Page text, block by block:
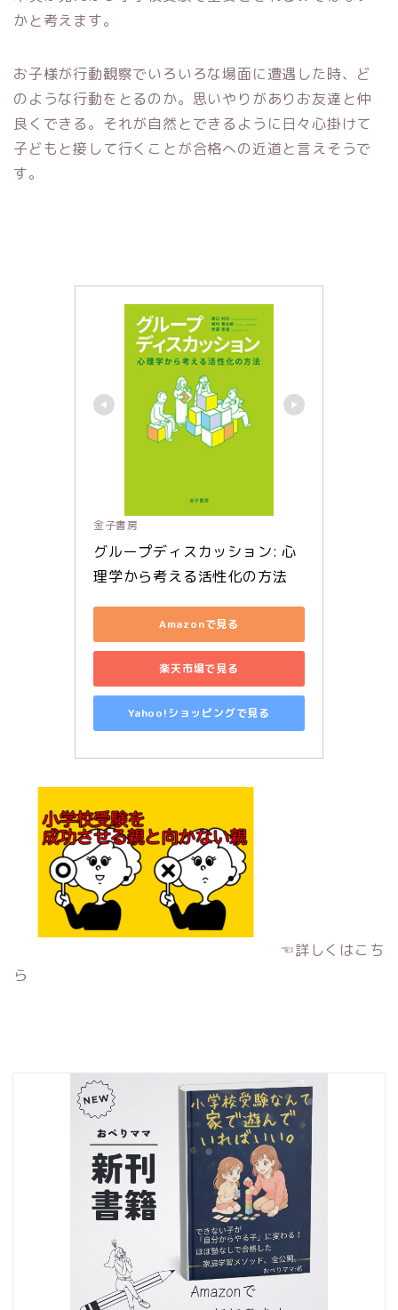
かと考えます。
お子様が行動観察でいろいろな場面に遭遇した時、ど
のような行動をとるのか。思いやりがありお友達と仲
良くできる。それが自然とできるように日々心掛けて
子どもと接して行くことが合格への近道と言えそうで
す。
金子書房
グループディスカッション: 心
理学から考える活性化の方法
Amazonで見る
楽天市場で見る
Yahoo!ショッピングで見る
☜詳しくはこち
ら